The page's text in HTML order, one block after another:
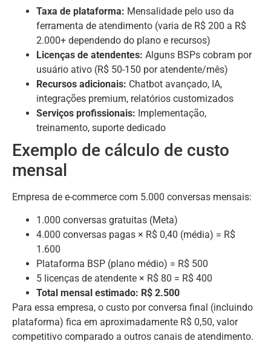
Taxa de plataforma: Mensalidade pelo uso da
ferramenta de atendimento (varia de R$ 200 a R$
2.000+ dependendo do plano e recursos)
Licenças de atendentes: Alguns BSPs cobram por
usuário ativo (R$ 50-150 por atendente/mês)
Recursos adicionais: Chatbot avançado, IA,
integrações premium, relatórios customizados
Serviços profissionais: Implementação,
treinamento, suporte dedicado
Exemplo de cálculo de custo
mensal
Empresa de e-commerce com 5.000 conversas mensais:
1.000 conversas gratuitas (Meta)
4.000 conversas pagas × R$ 0,40 (média) = R$
1.600
Plataforma BSP (plano médio) = R$ 500
5 licenças de atendente × R$ 80 = R$ 400
Total mensal estimado: R$ 2.500
Para essa empresa, o custo por conversa final (incluindo
plataforma) fica em aproximadamente R$ 0,50, valor
competitivo comparado a outros canais de atendimento.